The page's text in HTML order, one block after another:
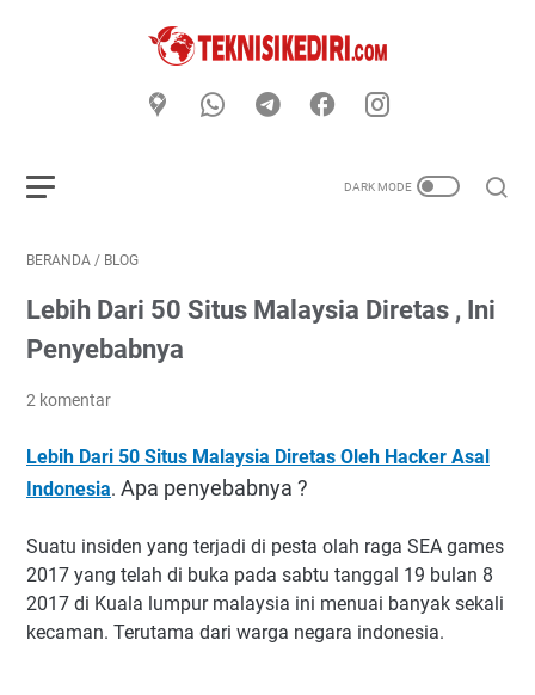
BERANDA / BLOG
Lebih Dari 50 Situs Malaysia Diretas , Ini
Penyebabnya
2 komentar
Lebih Dari 50 Situs Malaysia Diretas Oleh Hacker Asal
Indonesia. Apa penyebabnya ?
Suatu insiden yang terjadi di pesta olah raga SEA games
2017 yang telah di buka pada sabtu tanggal 19 bulan 8
2017 di Kuala lumpur malaysia ini menuai banyak sekali
kecaman. Terutama dari warga negara indonesia.